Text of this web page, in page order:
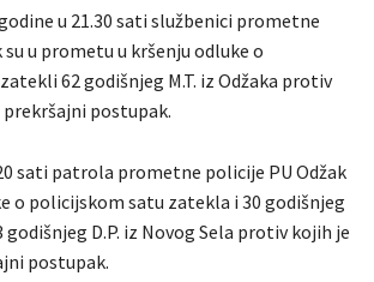
godine u 21.30 sati službenici prometne
su u prometu u kršenju odluke o
62 godišnjeg M.T. iz Odžaka protiv
postupak.
sati patrola prometne policije PU Odžak
o policijskom satu zatekla i 30 godišnjeg
godišnjeg D.P. iz Novog Sela protiv kojih je
postupak.